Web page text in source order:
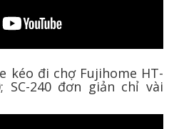
kéo đi chợ Fujihome HT-
SC-240 đơn giản chỉ vài